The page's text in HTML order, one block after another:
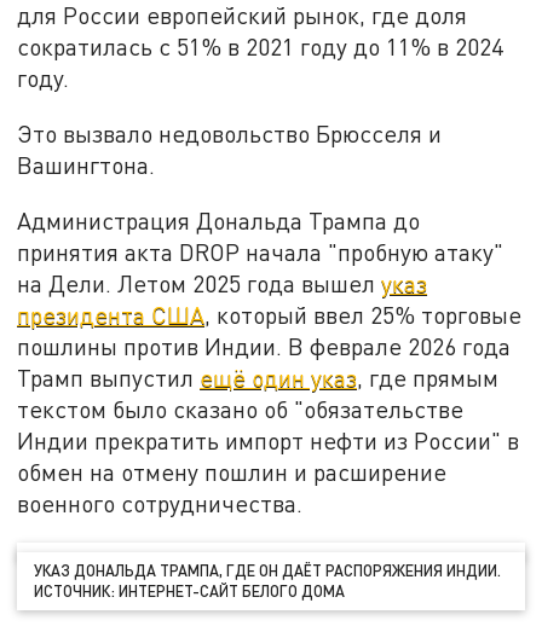
для России европейский рынок, где доля
сократилась с 51% в 2021 году до 11% в 2024
году.
Это вызвало недовольство Брюсселя и
Вашингтона.
Администрация Дональда Трампа до
принятия акта DROP начала "пробную атаку"
на Дели. Летом 2025 года вышелуказ
президента США, который ввел 25% торговые
пошлины против Индии. В феврале 2026 года
Трамп выпустил ещё один указ, где прямым
текстом было сказано об "обязательстве
Индии прекратить импорт нефти из России" в
обмен на отмену пошлин и расширение
военного сотрудничества.
УКАЗ ДОНАЛЬДА ТРАМПА, ГДЕ ОН ДАЁТ РАСПОРЯЖЕНИЯ ИНДИИ.
ИСТОЧНИК: ИНТЕРНЕТ-САЙТ БЕЛОГО ДОМА